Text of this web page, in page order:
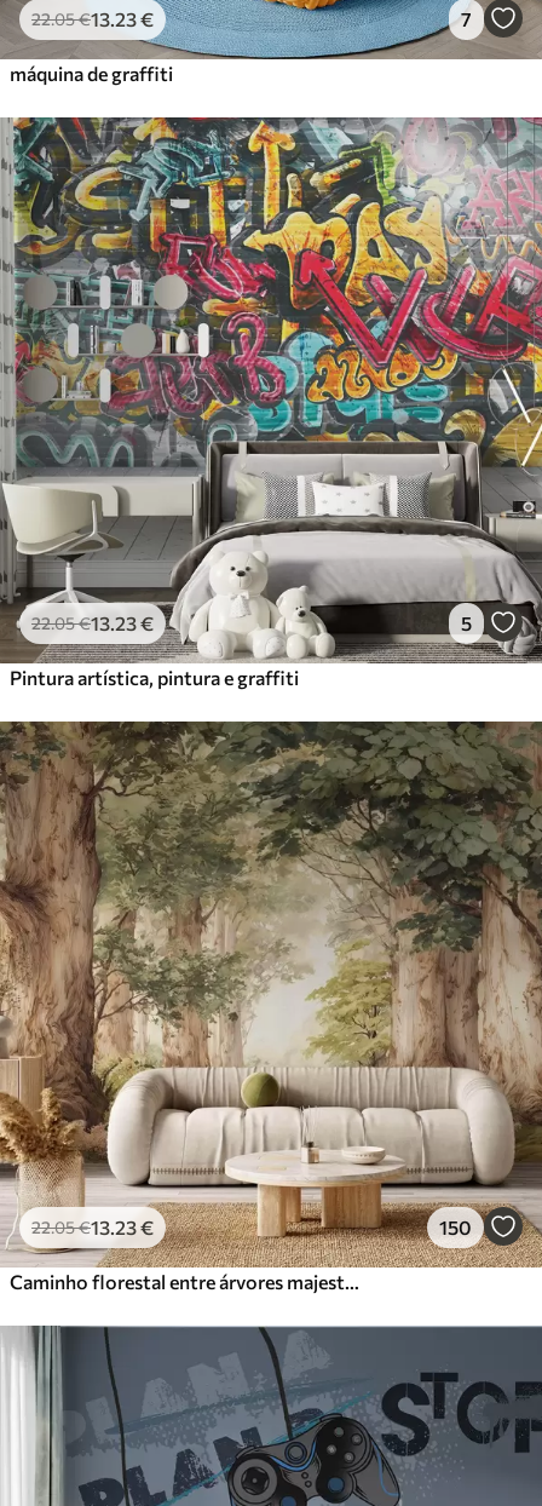
22.05€13 .23€ 7
máquina de graffiti
22.05€13 .23€ 5
Pintura artística, pintura e graffiti
22.05€13 .23€ 150